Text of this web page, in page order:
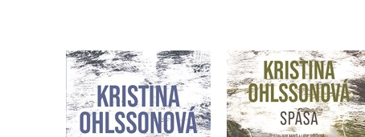
Kotva
Kristina Ohlssonová
Spása (audiokniha)
Kristina Ohlssonová